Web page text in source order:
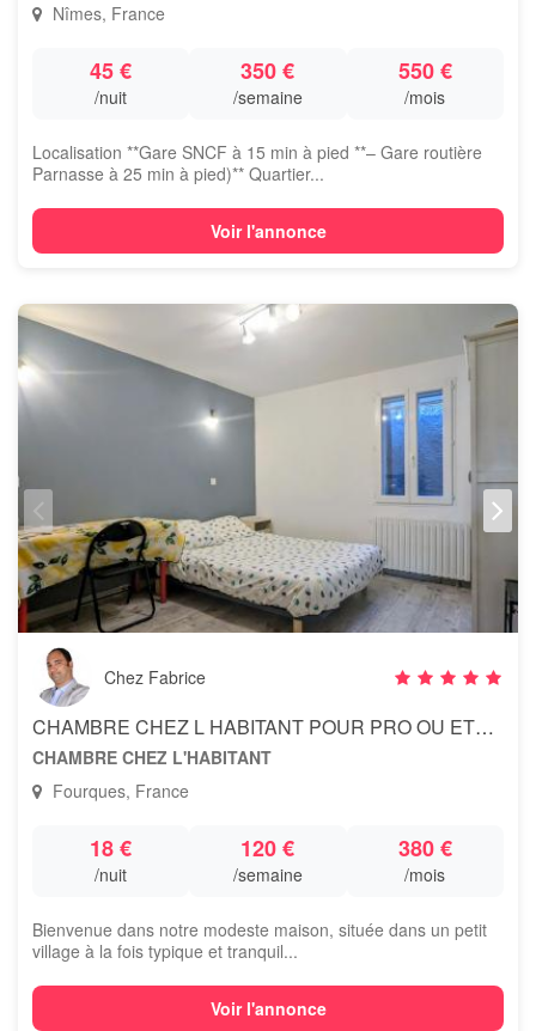
Nîmes, France
45 €
/nuit
350 €
/semaine
550 €
/mois
Localisation **Gare SNCF à 15 min à pied **– Gare routière
Parnasse à 25 min à pied)** Quartier...
Voir l'annonce
Chez Fabrice
CHAMBRE CHEZ L HABITANT POUR PRO OU ETUDIANT
CHAMBRE CHEZ L'HABITANT
Fourques, France
18 €
/nuit
120 €
/semaine
380 €
/mois
Bienvenue dans notre modeste maison, située dans un petit
village à la fois typique et tranquil...
Voir l'annonce